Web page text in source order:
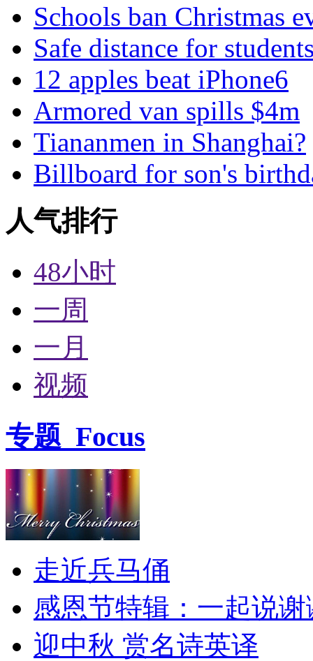
Schools ban Christmas
Safe distance for
12 apples beat iPhone6
Armored van spills $4m
Tiananmen in Shanghai?
Billboard for son's
人气排行
48小时
一周
一月
视频
专题 Focus
走近兵马俑
感恩节特辑：一起说谢
迎中秋 赏名诗英译